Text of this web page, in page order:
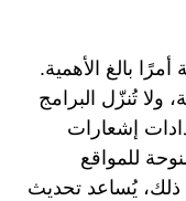
بالغ الأهمية.
ولا تُنزّل البرامج
إشعارات
للمواقع
ذلك، يُساعد تحديث